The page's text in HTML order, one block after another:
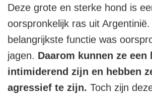
Deze grote en sterke hond is
oorspronkelijk ras uit Argentinië.
belangrijkste functie was
jagen. Daarom kunnen ze een
intimiderend zijn en hebben
agressief te zijn. Toch zijn